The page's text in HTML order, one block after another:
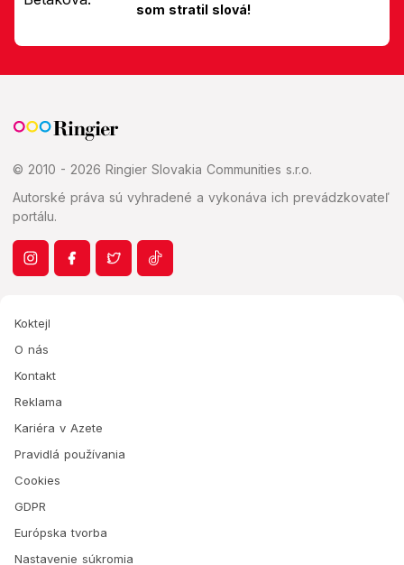
som stratil slová!
© 2010 - 2026 Ringier Slovakia Communities s.r.o.
Autorské práva sú vyhradené a vykonáva ich prevádzkovateľ
portálu.
Koktejl
O nás
Kontakt
Reklama
Kariéra v Azete
Pravidlá používania
Cookies
GDPR
Európska tvorba
Nastavenie súkromia